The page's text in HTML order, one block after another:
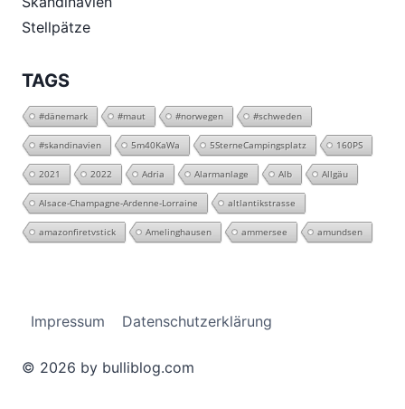
Stellpätze
TAGS
#dänemark #maut #norwegen #schweden
#skandinavien 5m40KaWa 5SterneCampingsplatz 160PS
2021 2022 Adria Alarmanlage Alb Allgäu
Alsace-Champagne-Ardenne-Lorraine altlantikstrasse
amazonfiretvstick Amelinghausen ammersee amundsen
Impressum Datenschutzerklärung
© 2026 by bulliblog.com